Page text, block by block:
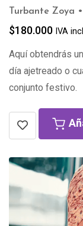
Turbante Zoya
$180.000 IVA
Aquí obtendrás
día ajetreado o
conjunto festivo.